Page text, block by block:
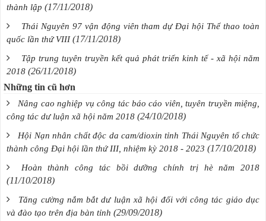
thành lập (17/11/2018)
Thái Nguyên 97 vận động viên tham dự Đại hội Thể thao toàn
quốc lần thứ VIII (17/11/2018)
Tập trung tuyên truyền kết quả phát triển kinh tế - xã hội năm
2018 (26/11/2018)
Những tin cũ hơn
Nâng cao nghiệp vụ công tác báo cáo viên, tuyên truyền miệng,
công tác dư luận xã hội năm 2018 (24/10/2018)
Hội Nạn nhân chất độc da cam/dioxin tỉnh Thái Nguyên tổ chức
thành công Đại hội lần thứ III, nhiệm kỳ 2018 - 2023 (17/10/2018)
Hoàn thành công tác bồi dưỡng chính trị hè năm 2018
(11/10/2018)
Tăng cường nắm bắt dư luận xã hội đối với công tác giáo dục
và đào tạo trên địa bàn tỉnh (29/09/2018)